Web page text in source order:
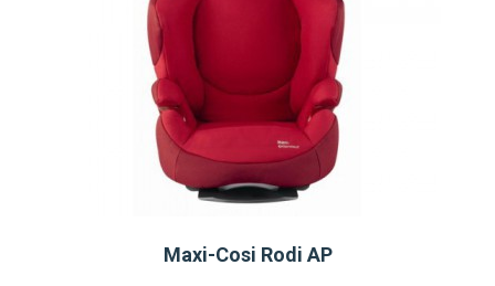
Maxi-Cosi Rodi AP